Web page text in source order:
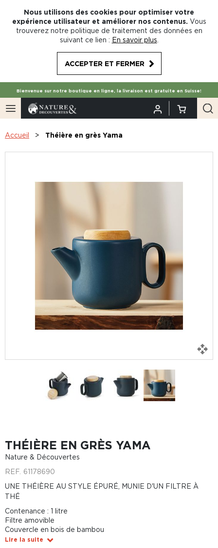
Nous utilisons des cookies pour optimiser votre
expérience utilisateur et améliorer nos contenus. Vous
trouverez notre politique de traitement des données en
suivant ce lien : En savoir plus
ACCEPTER ET FERMER
Bienvenue sur notre boutique en ligne, la livraison est gratuite en Suisse!
Accueil Théière en grès Yama
THÉIÈRE EN GRÈS YAMA
Nature & Découvertes
REF. 61178690
UNE THÉIÈRE AU STYLE ÉPURÉ, MUNIE D'UN FILTRE À
THÉ
Contenance : 1 litre
Filtre amovible
Couvercle en bois de bambou
Lire la suite